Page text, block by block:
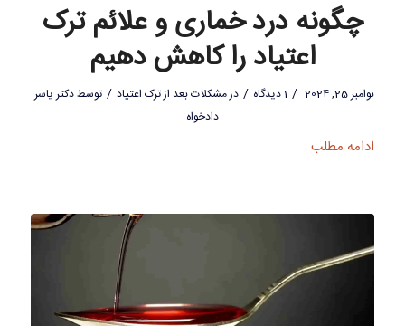
چگونه درد خماری و علائم ترک
اعتیاد را کاهش دهیم
نوامبر 25, 2024 / 1 دیدگاه / درمشکلات بعد از ترک اعتیاد / توسطدکتر یاسر
دادخواه
ادامه مطلب